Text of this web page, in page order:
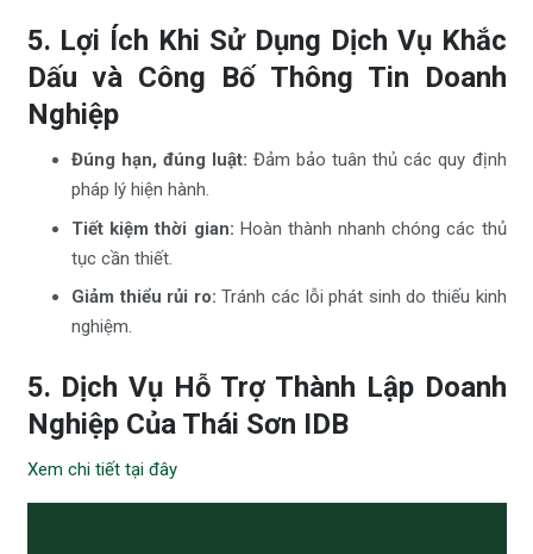
5. Lợi Ích Khi Sử Dụng Dịch Vụ Khắc
Dấu và Công Bố Thông Tin Doanh
Nghiệp
Đúng hạn, đúng luật: Đảm bảo tuân thủ các quy định
pháp lý hiện hành.
Tiết kiệm thời gian: Hoàn thành nhanh chóng các thủ
tục cần thiết.
Giảm thiểu rủi ro: Tránh các lỗi phát sinh do thiếu kinh
nghiệm.
5. Dịch Vụ Hỗ Trợ Thành Lập Doanh
Nghiệp Của Thái Sơn IDB
Xem chi tiết tại đây